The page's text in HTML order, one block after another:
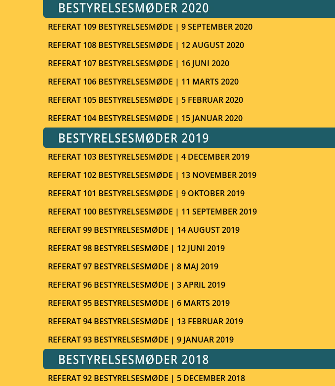
REFERAT 109 BESTYRELSESMØDE | 9 SEPTEMBER 2020
REFERAT 108 BESTYRELSESMØDE | 12 AUGUST 2020
REFERAT 107 BESTYRELSESMØDE | 16 JUNI 2020
REFERAT 106 BESTYRELSESMØDE | 11 MARTS 2020
REFERAT 105 BESTYRELSESMØDE | 5 FEBRUAR 2020
REFERAT 104 BESTYRELSESMØDE | 15 JANUAR 2020
REFERAT 103 BESTYRELSESMØDE | 4 DECEMBER 2019
REFERAT 102 BESTYRELSESMØDE | 13 NOVEMBER 2019
REFERAT 101 BESTYRELSESMØDE | 9 OKTOBER 2019
REFERAT 100 BESTYRELSESMØDE | 11 SEPTEMBER 2019
REFERAT 99 BESTYRELSESMØDE | 14 AUGUST 2019
REFERAT 98 BESTYRELSESMØDE | 12 JUNI 2019
REFERAT 97 BESTYRELSESMØDE | 8 MAJ 2019
REFERAT 96 BESTYRELSESMØDE | 3 APRIL 2019
REFERAT 95 BESTYRELSESMØDE | 6 MARTS 2019
REFERAT 94 BESTYRELSESMØDE | 13 FEBRUAR 2019
REFERAT 93 BESTYRELSESMØDE | 9 JANUAR 2019
REFERAT 92 BESTYRELSESMØDE | 5 DECEMBER 2018